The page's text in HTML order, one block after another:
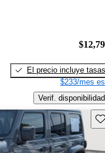
El precio incluye tasas
$233/mes
Verif. disponibilidad